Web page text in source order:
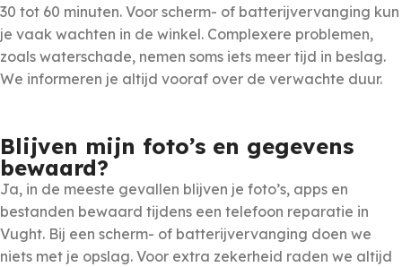
30 tot 60 minuten. Voor scherm- of batterijvervanging kun
je vaak wachten in de winkel. Complexere problemen,
zoals waterschade, nemen soms iets meer tijd in beslag.
We informeren je altijd vooraf over de verwachte duur.
Blijven mijn foto’s en gegevens
bewaard?
Ja, in de meeste gevallen blijven je foto’s, apps en
bestanden bewaard tijdens een telefoon reparatie in
Vught. Bij een scherm- of batterijvervanging doen we
niets met je opslag. Voor extra zekerheid raden we altijd